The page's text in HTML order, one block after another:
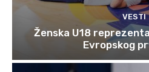
VESTI
Ženska U18
Evropskog